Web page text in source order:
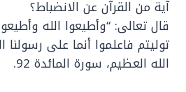
آية من القرآن عن الانضباط؟
قال تعالى: “وأطيعوا الله
توليتم فاعلموا أنما على رسولنا
الله العظيم، سورة المائدة 92.